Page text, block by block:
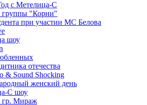
с Метелица-С
группы "Корни"
при участии МС Белова
шоу
отечества
& Sound Shocking
женский день
С шоу
гр. Мираж